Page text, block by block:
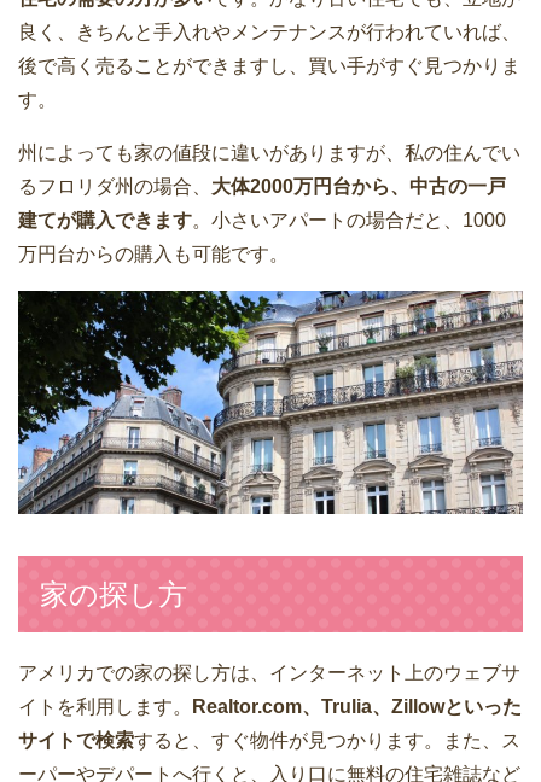
良く、きちんと手入れやメンテナンスが行われていれば、
後で高く売ることができますし、買い手がすぐ見つかりま
す。
州によっても家の値段に違いがありますが、私の住んでい
るフロリダ州の場合、 大体2000万円台から、中古の一戸
建てが購入できます。小さいアパートの場合だと、1000
万円台からの購入も可能です。
家の探し方
アメリカでの家の探し方は、インターネット上のウェブサ
イトを利用します。
Realtor.com、Trulia、Zillowといった
サイトで検索すると、すぐ物件が見つかります。また、ス
ーパーやデパートへ行くと、入り口に無料の住宅雑誌など